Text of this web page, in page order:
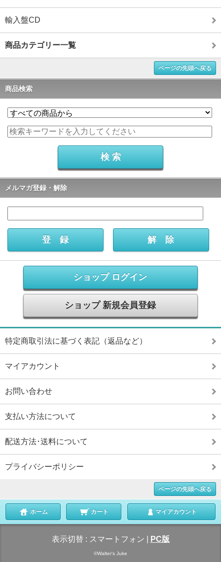
輸入盤CD
商品カテゴリー一覧
ページの先頭へ戻る
商品検索
メルマガ登録・解除
ショップ ログイン
ショップ 新規会員登録
特定商取引法に基づく表記（返品など）
マイアカウント
お問い合わせ
支払い方法について
配送方法･送料について
プライバシーポリシー
ページの先頭へ戻る
ホーム カート マイアカウント
表示切替 : スマートフォン PC版
©Walter's Juke